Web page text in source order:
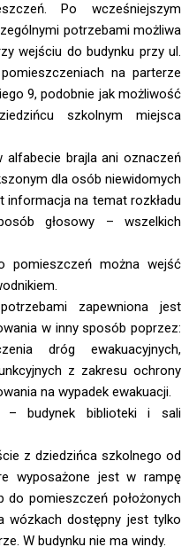
Po wcześniejszym
potrzebami możliwa
wejściu do budynku przy ul.
na parterze
9, podobnie jak możliwość
szkolnym miejsca
alfabecie brajla ani oznaczeń
dla osób niewidomych
informacja na temat rozkładu
głosowy – wszelkich
pomieszczeń można wejść
zapewniona jest
w inny sposób poprzez:
dróg ewakuacyjnych,
z zakresu ochrony
na wypadek ewakuacji.
budynek biblioteki i sali
z dziedzińca szkolnego od
wyposażone jest w rampę
do pomieszczeń położonych
wózkach dostępny jest tylko
W budynku nie ma windy.